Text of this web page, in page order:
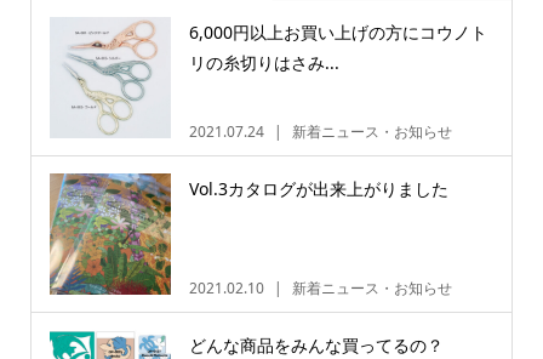
6,000円以上お買い上げの方にコウノト
リの糸切りはさみ...
2021.07.24 新着ニュース・お知らせ
Vol.3カタログが出来上がりました
2021.02.10 新着ニュース・お知らせ
どんな商品をみんな買ってるの？